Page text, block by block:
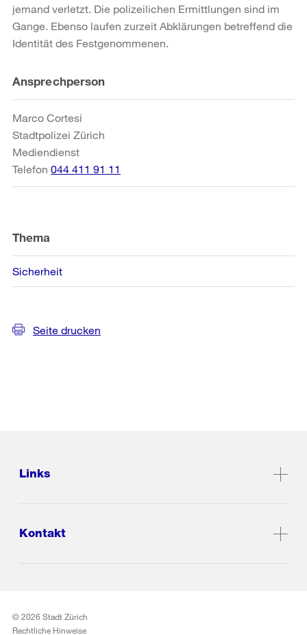
jemand verletzt. Die polizeilichen Ermittlungen sind im
Gange. Ebenso laufen zurzeit Abklärungen betreffend die
Identität des Festgenommenen.
Weitere
Informationen
Ansprechperson
Marco Cortesi
Stadtpolizei Zürich
Mediendienst
Telefon 044 411 91 11
Thema
Sicherheit
Seite drucken
Links
Kontakt
© 2026 Stadt Zürich
Rechtliche Hinweise